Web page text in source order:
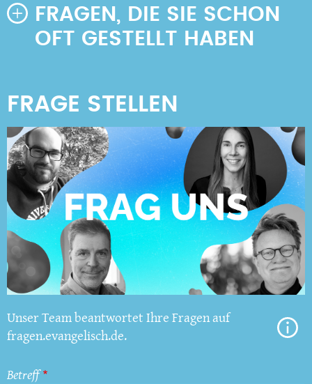
FRAGEN, DIE SIE SCHON
OFT GESTELLT HABEN
Unser Team beantwortet Ihre Fragen auf
fragen.evangelisch.de.
Betreff